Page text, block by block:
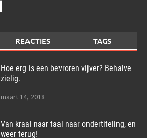
REACTIES TAGS
Hoe erg is een bevroren vijver? Behalve
zielig.
maart 14, 2018
Van kraal naar taal naar ondertiteling, en
weer terug!